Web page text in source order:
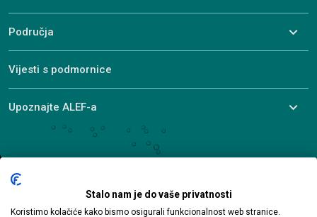
Područja
Vijesti s podmornice
Upoznajte ALEF-a
10000 Zagreb
Stalo nam je do vaše privatnosti
Koristimo kolačiće kako bismo osigurali funkcionalnost web stranice.